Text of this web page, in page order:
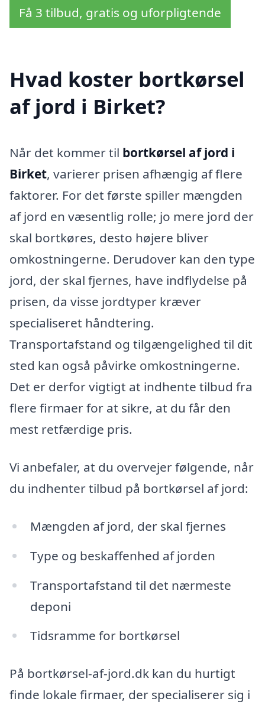
Få 3 tilbud, gratis og uforpligtende
Hvad koster bortkørsel
af jord i Birket?
Når det kommer til bortkørsel af jord i
Birket, varierer prisen afhængig af flere
faktorer. For det første spiller mængden
af jord en væsentlig rolle; jo mere jord der
skal bortkøres, desto højere bliver
omkostningerne. Derudover kan den type
jord, der skal fjernes, have indflydelse på
prisen, da visse jordtyper kræver
specialiseret håndtering.
Transportafstand og tilgængelighed til dit
sted kan også påvirke omkostningerne.
Det er derfor vigtigt at indhente tilbud fra
flere firmaer for at sikre, at du får den
mest retfærdige pris.
Vi anbefaler, at du overvejer følgende, når
du indhenter tilbud på bortkørsel af jord:
Mængden af jord, der skal fjernes
Type og beskaffenhed af jorden
Transportafstand til det nærmeste
deponi
Tidsramme for bortkørsel
På bortkørsel-af-jord.dk kan du hurtigt
finde lokale firmaer, der specialiserer sig i